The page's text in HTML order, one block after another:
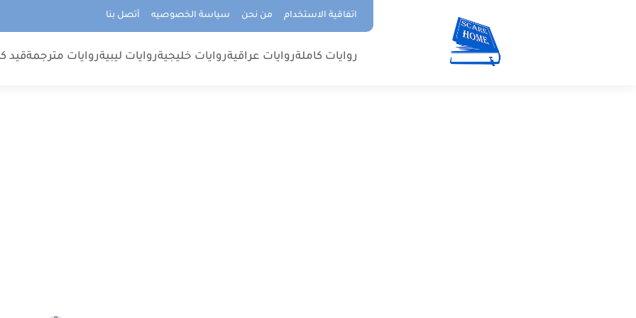
اتفاقية الاستخدام من نحن سياسة الخصوصيه أتصل بنا
روايات كاملةروايات عراقيةروايات خليجيةروايات ليبيةروايات مترجمةقيد